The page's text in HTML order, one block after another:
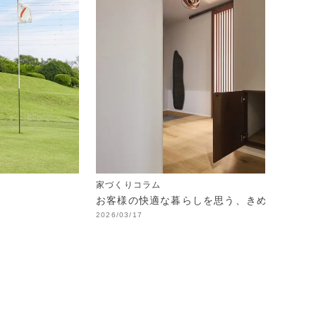
お客様の快適な暮らしを思う、きめ細やかな
家づくりコラム
2026/03/17